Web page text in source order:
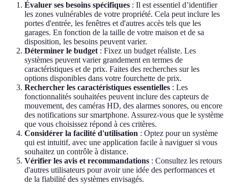
Évaluer ses besoins spécifiques : Il est essentiel d’identifier
les zones vulnérables de votre propriété. Cela peut inclure les
portes d'entrée, les fenêtres et d'autres accès tels que les
garages. En fonction de la taille de votre maison et de sa
disposition, les besoins peuvent varier.
Déterminer le budget : Fixez un budget réaliste. Les
systèmes peuvent varier grandement en termes de
caractéristiques et de prix. Faites des recherches sur les
options disponibles dans votre fourchette de prix.
Rechercher les caractéristiques essentielles : Les
fonctionnalités souhaitées peuvent inclure des capteurs de
mouvement, des caméras HD, des alarmes sonores, ou encore
des notifications sur smartphone. Assurez-vous que le système
que vous choisissez répond à ces critères.
Considérer la facilité d'utilisation : Optez pour un système
qui est intuitif, avec une application facile à naviguer si vous
souhaitez un contrôle à distance.
Vérifier les avis et recommandations : Consultez les retours
d'autres utilisateurs pour avoir une idée des performances et
de la fiabilité des systèmes envisagés.